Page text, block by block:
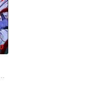
经常帮助他
好友燕和广志展开，三人被称
既定使命。战士、格斗家、
们在一个与世隔绝的深山小村